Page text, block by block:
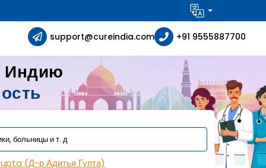
support@cureindia.com +91 9555887700
Индию
(Д-р Адитья Гупта)